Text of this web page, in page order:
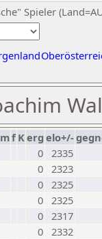
Spieler
f Kerg elo+/-
0 2335
0 2323
0 2325
0 2325
0 2317
0 2332